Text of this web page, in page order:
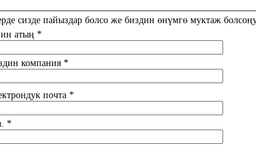
сизде пайыздар болсо же биздин өнүмгө муктаж
атың *
компания *
почта *
*